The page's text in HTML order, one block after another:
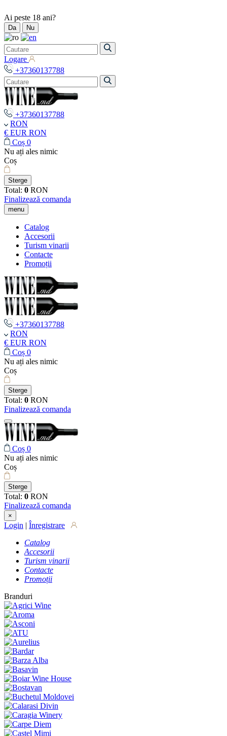
Ai peste 18 ani?
Da Nu
Logare
+37360137788
+37360137788
RON
€ EUR RON
Coș 0
Nu ați ales nimic
Coș
Sterge
Total: 0 RON
Finalizează comanda
menu
Catalog
Accesorii
Turism vinarii
Contacte
Promoții
+37360137788
RON
€ EUR RON
Coș 0
Nu ați ales nimic
Coș
Sterge
Total: 0 RON
Finalizează comanda
Coș 0
Nu ați ales nimic
Coș
Sterge
Total: 0 RON
Finalizează comanda
×
Login | Înregistrare
Catalog
Accesorii
Turism vinarii
Contacte
Promoții
Branduri